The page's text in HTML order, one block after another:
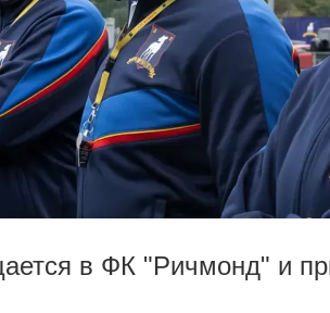
в ФК "Ричмонд" и